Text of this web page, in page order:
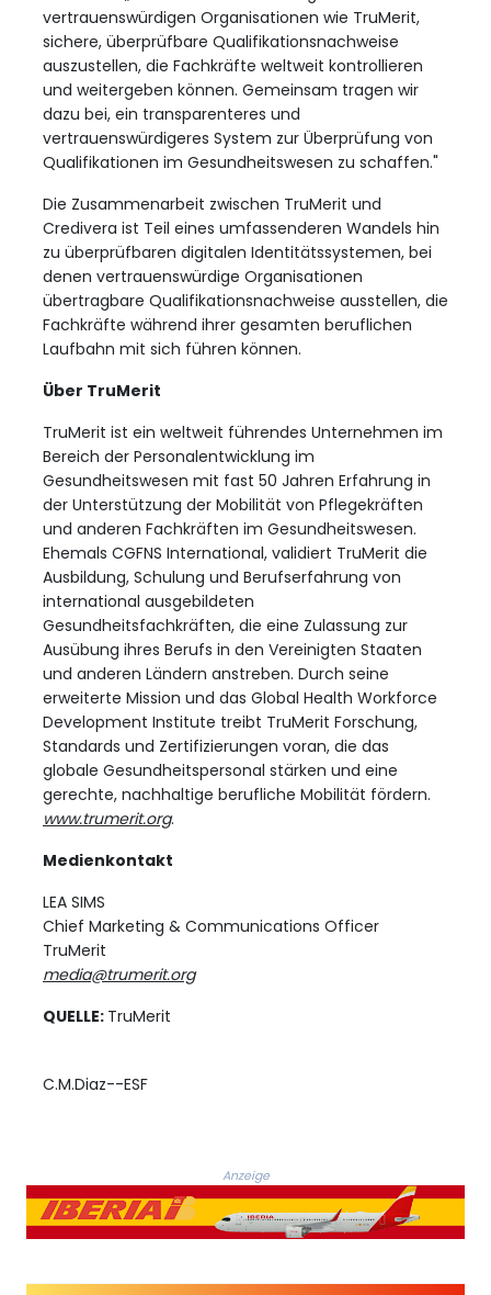
vertrauenswürdigen Organisationen wie TruMerit,
sichere, überprüfbare Qualifikationsnachweise
auszustellen, die Fachkräfte weltweit kontrollieren
und weitergeben können. Gemeinsam tragen wir
dazu bei, ein transparenteres und
vertrauenswürdigeres System zur Überprüfung von
Qualifikationen im Gesundheitswesen zu schaffen."
Die Zusammenarbeit zwischen TruMerit und
Credivera ist Teil eines umfassenderen Wandels hin
zu überprüfbaren digitalen Identitätssystemen, bei
denen vertrauenswürdige Organisationen
übertragbare Qualifikationsnachweise ausstellen, die
Fachkräfte während ihrer gesamten beruflichen
Laufbahn mit sich führen können.
Über TruMerit
TruMerit ist ein weltweit führendes Unternehmen im
Bereich der Personalentwicklung im
Gesundheitswesen mit fast 50 Jahren Erfahrung in
der Unterstützung der Mobilität von Pflegekräften
und anderen Fachkräften im Gesundheitswesen.
Ehemals CGFNS International, validiert TruMerit die
Ausbildung, Schulung und Berufserfahrung von
international ausgebildeten
Gesundheitsfachkräften, die eine Zulassung zur
Ausübung ihres Berufs in den Vereinigten Staaten
und anderen Ländern anstreben. Durch seine
erweiterte Mission und das Global Health Workforce
Development Institute treibt TruMerit Forschung,
Standards und Zertifizierungen voran, die das
globale Gesundheitspersonal stärken und eine
gerechte, nachhaltige berufliche Mobilität fördern.
www.trumerit.org.
Medienkontakt
LEA SIMS
Chief Marketing & Communications Officer
TruMerit
media@trumerit.org
QUELLE: TruMerit
C.M.Diaz--ESF
Anzeige